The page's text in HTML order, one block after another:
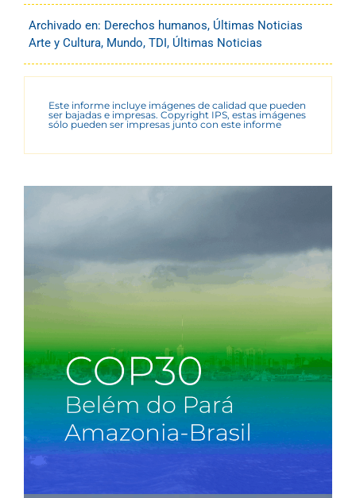
Archivado en: Derechos humanos, Últimas Noticias
Arte y Cultura, Mundo, TDI, Últimas Noticias
Este informe incluye imágenes de calidad que pueden
ser bajadas e impresas. Copyright IPS, estas imágenes
sólo pueden ser impresas junto con este informe